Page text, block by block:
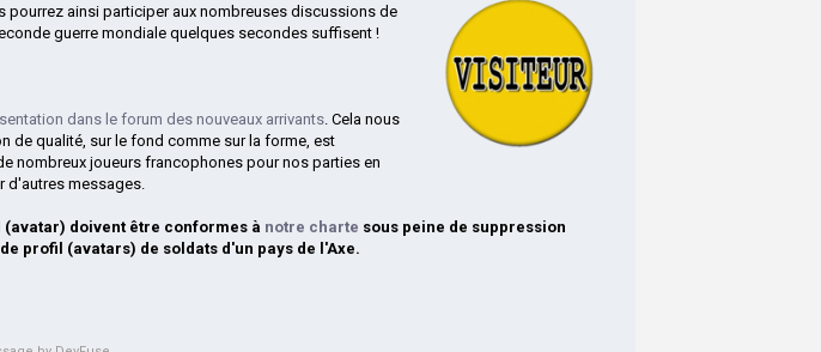
pourrez ainsi participer aux nombreuses discussions de
guerre mondiale quelques secondes suffisent !
dans le forum des nouveaux arrivants . Cela nous
de qualité, sur le fond comme sur la forme, est
nombreux joueurs francophones pour nos parties en
d'autres messages.
(avatar) doivent être conformes à notre charte sous peine de suppression
profil (avatars) de soldats d'un pays de l'Axe.